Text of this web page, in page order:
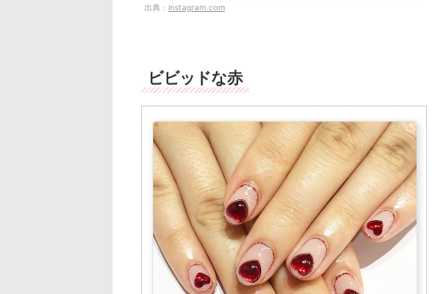
出典： instagram.com
ビビッドな赤